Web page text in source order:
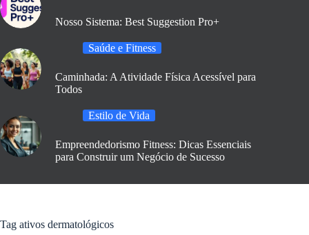
Nosso Sistema: Best Suggestion Pro+
Saúde e Fitness
Caminhada: A Atividade Física Acessível para
Todos
Estilo de Vida
Empreendedorismo Fitness: Dicas Essenciais
para Construir um Negócio de Sucesso
Tag ativos dermatológicos